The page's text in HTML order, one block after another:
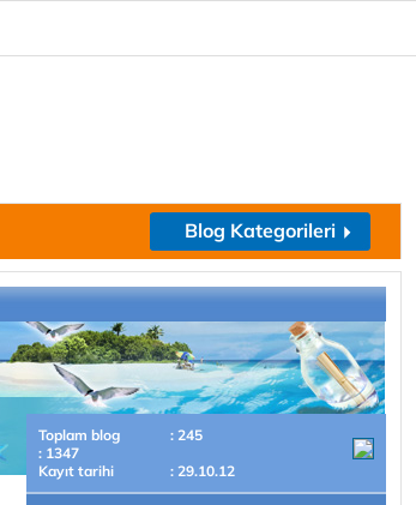
Blog Kategorileri
Toplam blog
: 245
: 1347
Kayıt tarihi
: 29.10.12